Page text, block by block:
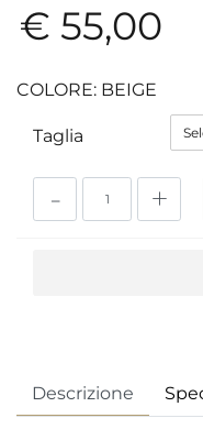
€ 55,00
COLORE: BEIGE
Taglia
Descrizione